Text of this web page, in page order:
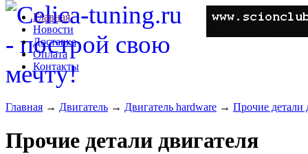
Главная
Новости
Доставка
Оплата
Контакты
Главная → Двигатель → Двигатель hardware → Прочие детали
Прочие детали двигателя